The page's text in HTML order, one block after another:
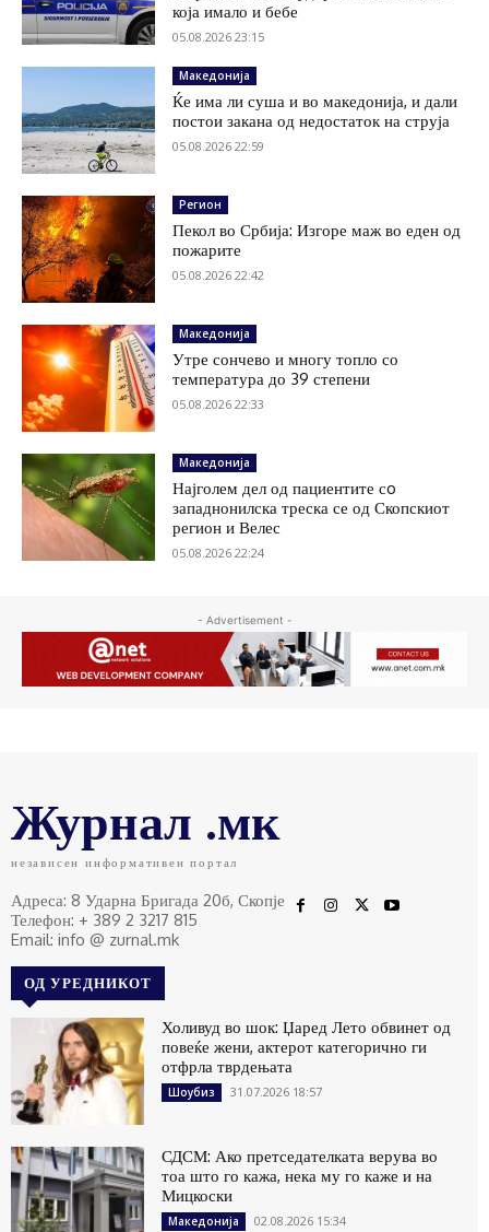
која имало и бебе
05.08.2026 23:15
Македонија
Ќе има ли суша и во македонија, и дали
постои закана од недостаток на струја
05.08.2026 22:59
Регион
Пекол во Србија: Изгоре маж во еден од
пожарите
05.08.2026 22:42
Македонија
Утре сончево и многу топло со
температура до 39 степени
05.08.2026 22:33
Македонија
Најголем дел од пациентите сo
западнонилска треска се од Скопскиот
регион и Велес
05.08.2026 22:24
- Advertisement -
Журнал .мк
независен информативен портал
Адреса: 8 Ударна Бригада 20б, Скопје
Телефон: + 389 2 3217 815
Email: info @ zurnal.mk
ОД УРЕДНИКОТ
Холивуд во шок: Џаред Лето обвинет од
повеќе жени, актерот категорично ги
отфрла тврдењата
Шоубиз 31.07.2026 18:57
СДСМ: Ако претседателката верува во
тоа што го кажа, нека му го каже и на
Мицкоски
Македонија 02.08.2026 15:34